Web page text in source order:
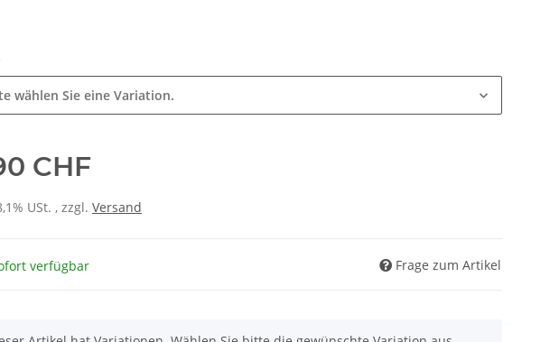
wählen Sie eine Variation.
CHF
USt. , zzgl. Versand
verfügbar Frage zum Artikel